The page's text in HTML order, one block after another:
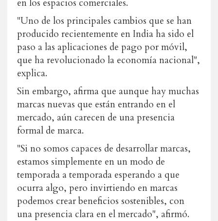
en los espacios comerciales.
"Uno de los principales cambios que se han
producido recientemente en India ha sido el
paso a las aplicaciones de pago por móvil,
que ha revolucionado la economía nacional",
explica.
Sin embargo, afirma que aunque hay muchas
marcas nuevas que están entrando en el
mercado, aún carecen de una presencia
formal de marca.
"Si no somos capaces de desarrollar marcas,
estamos simplemente en un modo de
temporada a temporada esperando a que
ocurra algo, pero invirtiendo en marcas
podemos crear beneficios sostenibles, con
una presencia clara en el mercado", afirmó.